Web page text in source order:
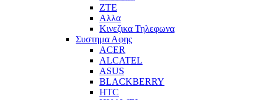
ZTE
Αλλα
Κινεζικα Τηλεφωνα
Συστημα Αφης
ACER
ALCATEL
ASUS
BLACKBERRY
HTC